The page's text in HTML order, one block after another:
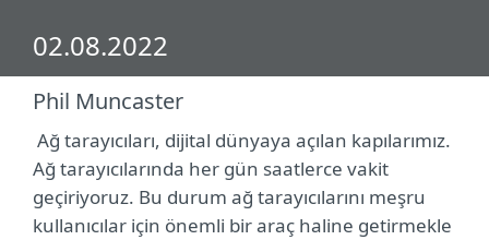
02.08.2022
Phil Muncaster
Ağ tarayıcıları, dijital dünyaya açılan kapılarımız.
Ağ tarayıcılarında her gün saatlerce vakit
geçiriyoruz. Bu durum ağ tarayıcılarını meşru
kullanıcılar için önemli bir araç haline getirmekle